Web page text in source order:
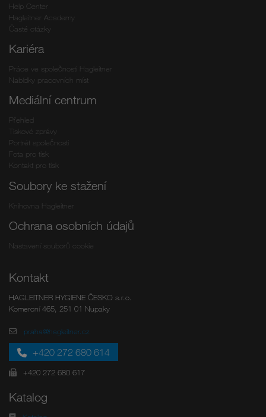
Help Center
Hagleitner Academy
Časté otázky
Kariéra
Práce ve společnosti Hagleitner
Nabídky pracovních míst
Mediální centrum
Přehled
Tiskové zprávy
Portrét společnosti
Fota pro tisk
Kontakt pro tisk
Soubory ke stažení
Knihovna Hagleitner
Ochrana osobních údajů
Nastavení souborů cookie
Kontakt
HAGLEITNER HYGIENE ČESKO s.r.o.
Komercní 465, 251 01 Nupaky
praha@hagleitner.cz
+420 272 680 614
+420 272 680 617
Katalog